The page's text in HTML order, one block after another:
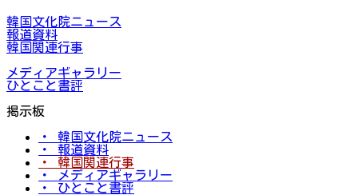
韓国文化院ニュース
報道資料
韓国関連行事
メディアギャラリー
ひとこと書評
掲示板
・ 韓国文化院ニュース
・ 報道資料
・ 韓国関連行事
・ メディアギャラリー
・ ひとこと書評